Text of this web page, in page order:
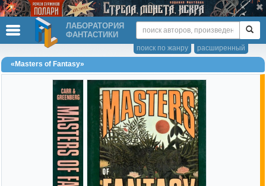
ЛАБОРАТОРИЯ
ФАНТАСТИКИ
расширенный
поиск по жанру
«Masters of Fantasy»